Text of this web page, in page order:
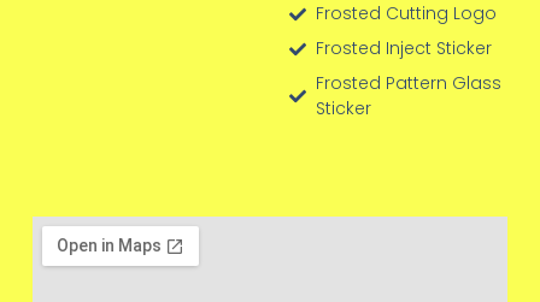
Frosted Cutting Logo
Frosted Inject Sticker
Frosted Pattern Glass
Sticker